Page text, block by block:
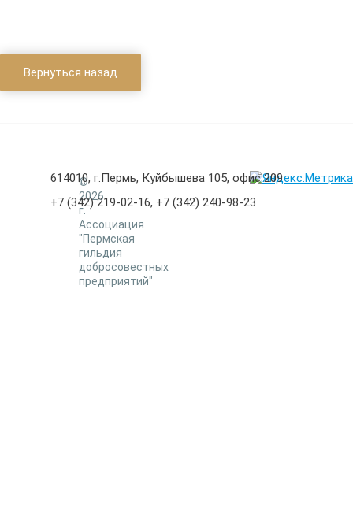
614010, г.Пермь, Куйбышева 105, офис 209
+7 (342) 219-02-16, +7 (342) 240-98-23
©
2026
г.
Ассоциация
"Пермская
гильдия
добросовестных
предприятий"